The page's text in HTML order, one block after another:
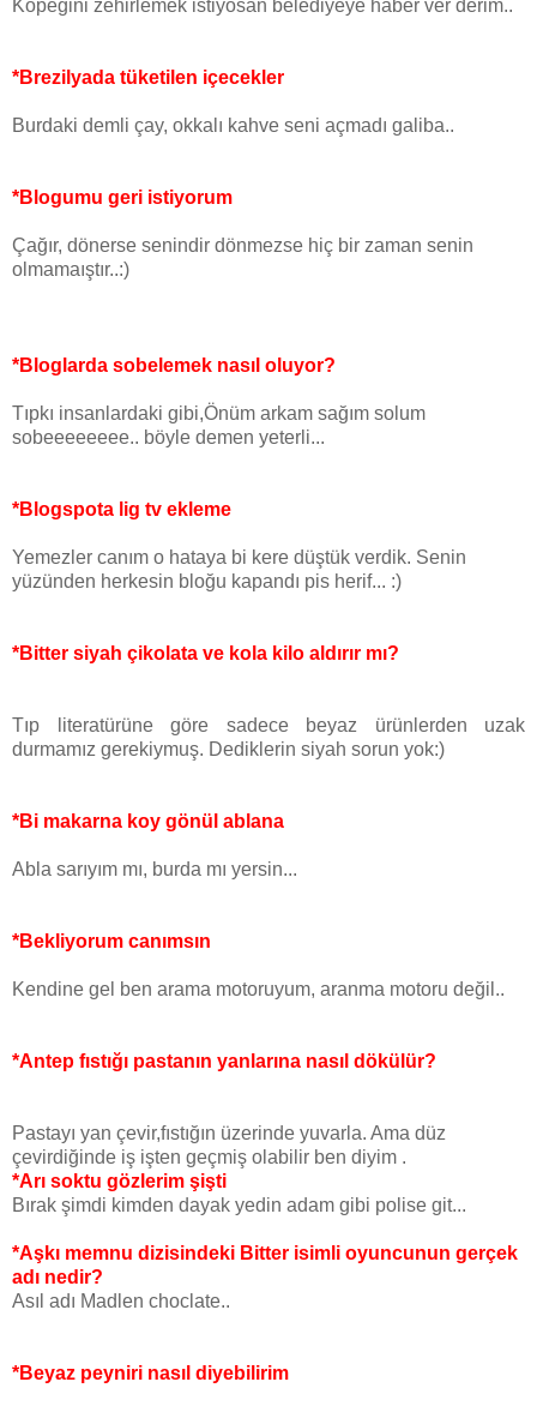
Köpeğini zehirlemek istiyosan belediyeye haber ver derim..
*Brezilyada tüketilen içecekler
Burdaki demli çay, okkalı kahve seni açmadı galiba..
*Blogumu geri istiyorum
Çağır, dönerse senindir dönmezse hiç bir zaman senin
olmamaıştır..:)
*Bloglarda sobelemek nasıl oluyor?
Tıpkı insanlardaki gibi,Önüm arkam sağım solum
sobeeeeeeee.. böyle demen yeterli...
*Blogspota lig tv ekleme
Yemezler canım o hataya bi kere düştük verdik. Senin
yüzünden herkesin bloğu kapandı pis herif... :)
*Bitter siyah çikolata ve kola kilo aldırır mı?
Tıp literatürüne göre sadece beyaz ürünlerden uzak
durmamız gerekiymuş. Dediklerin siyah sorun yok:)
*Bi makarna koy gönül ablana
Abla sarıyım mı, burda mı yersin...
*Bekliyorum canımsın
Kendine gel ben arama motoruyum, aranma motoru değil..
*Antep fıstığı pastanın yanlarına nasıl dökülür?
Pastayı yan çevir,fıstığın üzerinde yuvarla. Ama düz
çevirdiğinde iş işten geçmiş olabilir ben diyim .
*Arı soktu gözlerim şişti
Bırak şimdi kimden dayak yedin adam gibi polise git...
*Aşkı memnu dizisindeki Bitter isimli oyuncunun gerçek
adı nedir?
Asıl adı Madlen choclate..
*Beyaz peyniri nasıl diyebilirim